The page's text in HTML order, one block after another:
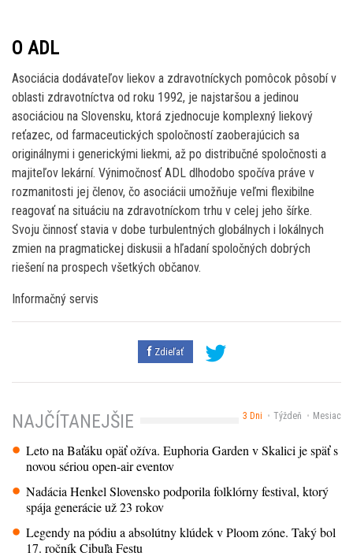
O ADL
Asociácia dodávateľov liekov a zdravotníckych pomôcok pôsobí v
oblasti zdravotníctva od roku 1992, je najstaršou a jedinou
asociáciou na Slovensku, ktorá zjednocuje komplexný liekový
reťazec, od farmaceutických spoločností zaoberajúcich sa
originálnymi i generickými liekmi, až po distribučné spoločnosti a
majiteľov lekární. Výnimočnosť ADL dlhodobo spočíva práve v
rozmanitosti jej členov, čo asociácii umožňuje veľmi flexibilne
reagovať na situáciu na zdravotníckom trhu v celej jeho šírke.
Svoju činnosť stavia v dobe turbulentných globálnych i lokálnych
zmien na pragmatickej diskusii a hľadaní spoločných dobrých
riešení na prospech všetkých občanov.
Informačný servis
Zdieľať
3 Dni Týždeň Mesiac
NAJČÍTANEJŠIE
Leto na Baťáku opäť ožíva. Euphoria Garden v Skalici je späť s
novou sériou open-air eventov
Nadácia Henkel Slovensko podporila folklórny festival, ktorý
spája generácie už 23 rokov
Legendy na pódiu a absolútny klúdek v Ploom zóne. Taký bol
17. ročník Cibuľa Festu